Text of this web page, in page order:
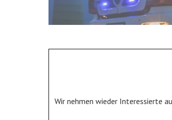
Wir nehmen wieder Interessierte